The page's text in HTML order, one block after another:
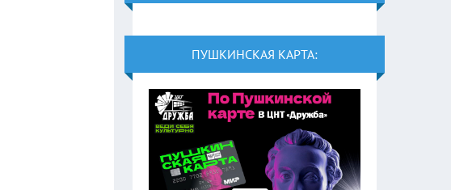
ПУШКИНСКАЯ КАРТА: